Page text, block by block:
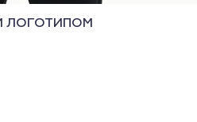
ЛОГОТИПОМ